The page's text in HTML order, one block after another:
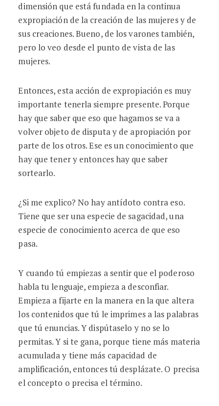
dimensión que está fundada en la continua
expropiación de la creación de las mujeres y de
sus creaciones. Bueno, de los varones también,
pero lo veo desde el punto de vista de las
mujeres.
Entonces, esta acción de expropiación es muy
importante tenerla siempre presente. Porque
hay que saber que eso que hagamos se va a
volver objeto de disputa y de apropiación por
parte de los otros. Ese es un conocimiento que
hay que tener y entonces hay que saber
sortearlo.
¿Si me explico? No hay antídoto contra eso.
Tiene que ser una especie de sagacidad, una
especie de conocimiento acerca de que eso
pasa.
Y cuando tú empiezas a sentir que el poderoso
habla tu lenguaje, empieza a desconfiar.
Empieza a fijarte en la manera en la que altera
los contenidos que tú le imprimes a las palabras
que tú enuncias. Y dispútaselo y no se lo
permitas. Y si te gana, porque tiene más materia
acumulada y tiene más capacidad de
amplificación, entonces tú desplázate. O precisa
el concepto o precisa el término.